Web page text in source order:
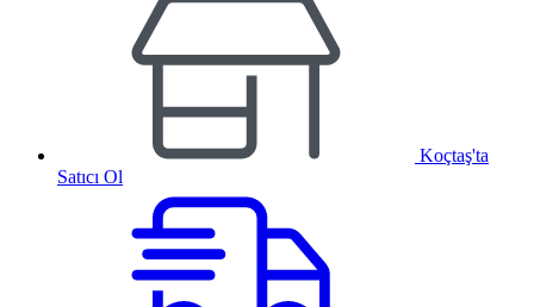
Koçtaş'ta
Satıcı Ol